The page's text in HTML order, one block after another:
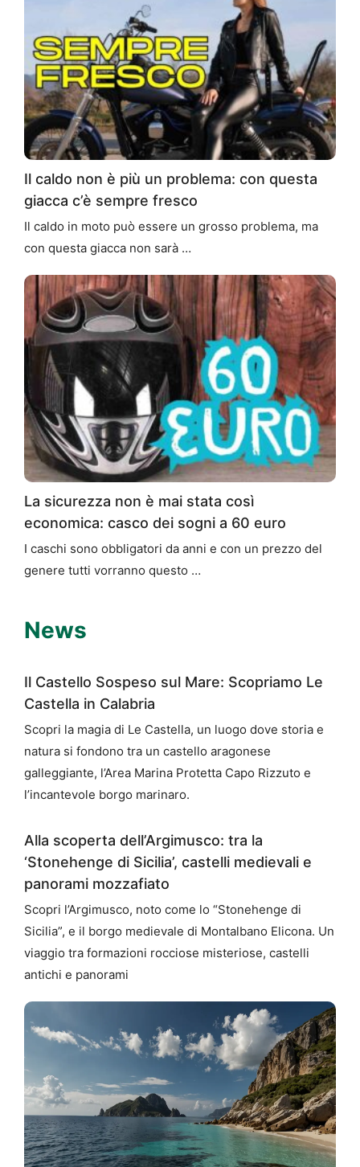
Il caldo non è più un problema: con questa
giacca c’è sempre fresco
Il caldo in moto può essere un grosso problema, ma
con questa giacca non sarà …
La sicurezza non è mai stata così
economica: casco dei sogni a 60 euro
I caschi sono obbligatori da anni e con un prezzo del
genere tutti vorranno questo …
News
Il Castello Sospeso sul Mare: Scopriamo Le
Castella in Calabria
Scopri la magia di Le Castella, un luogo dove storia e
natura si fondono tra un castello aragonese
galleggiante, l’Area Marina Protetta Capo Rizzuto e
l’incantevole borgo marinaro.
Alla scoperta dell’Argimusco: tra la
‘Stonehenge di Sicilia’, castelli medievali e
panorami mozzafiato
Scopri l’Argimusco, noto come lo “Stonehenge di
Sicilia”, e il borgo medievale di Montalbano Elicona. Un
viaggio tra formazioni rocciose misteriose, castelli
antichi e panorami